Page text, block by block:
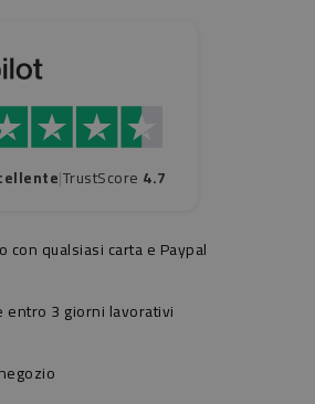
|TrustScore 4.7
con qualsiasi carta e Paypal
entro 3 giorni lavorativi